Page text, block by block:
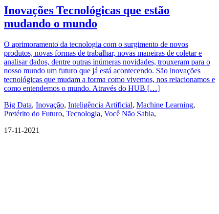
Inovações Tecnológicas que estão
mudando o mundo
O aprimoramento da tecnologia com o surgimento de novos
produtos, novas formas de trabalhar, novas maneiras de coletar e
analisar dados, dentre outras inúmeras novidades, trouxeram para o
nosso mundo um futuro que já está acontecendo. São inovações
tecnológicas que mudam a forma como vivemos, nos relacionamos e
como entendemos o mundo. Através do HUB […]
Big Data, Inovação, Inteligência Artificial, Machine Learning,
Pretérito do Futuro, Tecnologia, Você Não Sabia,
17-11-2021